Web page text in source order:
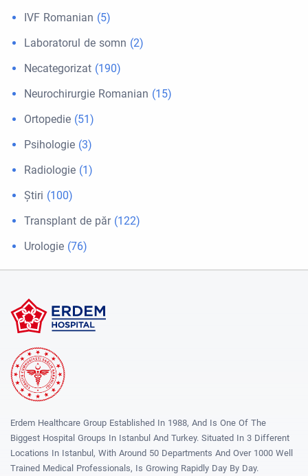
IVF Romanian (5)
Laboratorul de somn (2)
Necategorizat (190)
Neurochirurgie Romanian (15)
Ortopedie (51)
Psihologie (3)
Radiologie (1)
Ştiri (100)
Transplant de păr(122)
Urologie (76)
Erdem Healthcare Group Established In 1988, And Is One Of The
Biggest Hospital Groups In Istanbul And Turkey. Situated In 3 Different
Locations In Istanbul, With Around 50 Departments And Over 1000 Well
Trained Medical Professionals, Is Growing Rapidly Day By Day.